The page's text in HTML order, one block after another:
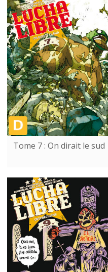
Tome 7 : On dirait le sud